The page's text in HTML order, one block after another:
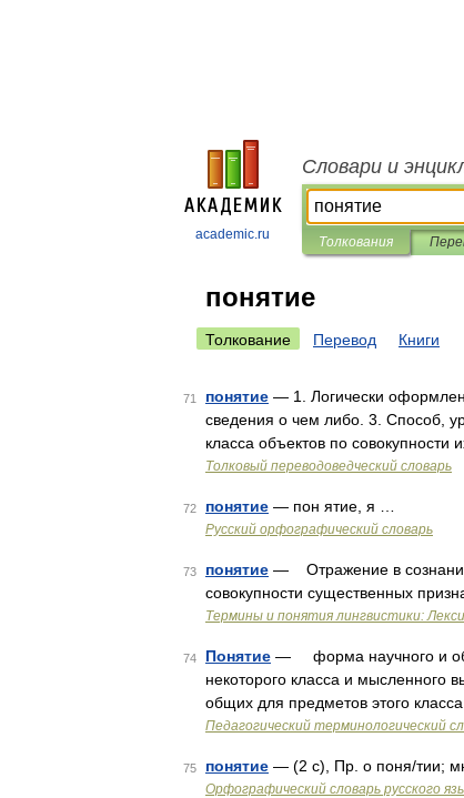
academic.ru
Словари и
Толкования
понятие
Толкование Перевод Книги
71 понятие — 1. Логически
сведения о чем либо. 3. Способ,
класса объектов по совокупности
Толковый переводоведческий словарь
72 понятие — пон ятие, я …
Русский орфографический словарь
73 понятие — Отражение в сознании
совокупности существенных
Термины и понятия лингвистики:
74 Понятие — форма научного и
некоторого класса и мысленного
общих для предметов этого
Педагогический терминологический
75 понятие — (2 с), Пр. о поня/тии;
Орфографический словарь русского